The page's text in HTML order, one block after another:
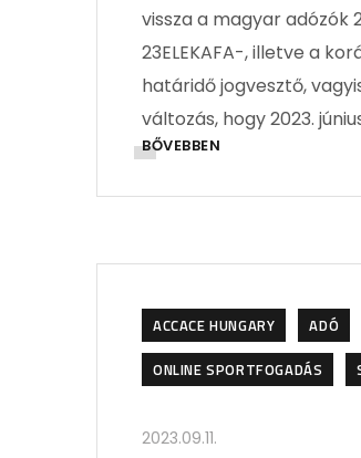
vissza a magyar
23ELEKAFA-, illetve a
határidő jogvesztő,
változás, hogy 2023.
BŐVEBBEN
ACCACE HUNGARY ADÓ
ONLINE SPORTFOGADÁS
2023.09.11.